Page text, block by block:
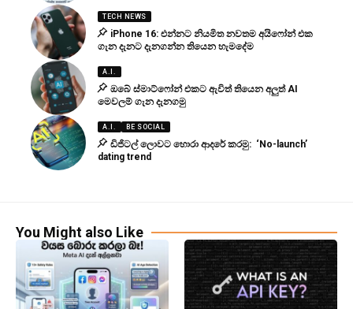
TECH NEWS
iPhone 16: එන්නට නියමිත නවතම අයිෆෝන් එක
ගැන දැනට දැනගන්න තියෙන හැමදේම
A.I.
ඔබේ ස්මාට්ෆෝන් එකට ඇවිත් තියෙන අලුත් AI
මෙවලම් ගැන දැනගමු
A.I. BE SOCIAL
ඩිජිටල් ලොවට හොරා ආදරේ කරමු: ‘No-launch’
dating trend
You Might also Like